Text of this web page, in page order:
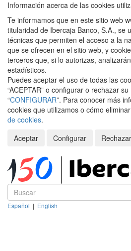
Información acerca de las cookies
Te informamos que en este sitio web
titularidad de Ibercaja Banco, S.A., se
técnicas que permiten el acceso a la
que se ofrecen en el sitio web, y
terceros que, si lo autorizas,
estadísticos.
Puedes aceptar el uso de todas las
“ACEPTAR” o configurar o rechazar
“CONFIGURAR”. Para conocer más
cookies que utilizamos o cómo
de cookies.
Aceptar
Configurar
Rechazar
Español | English